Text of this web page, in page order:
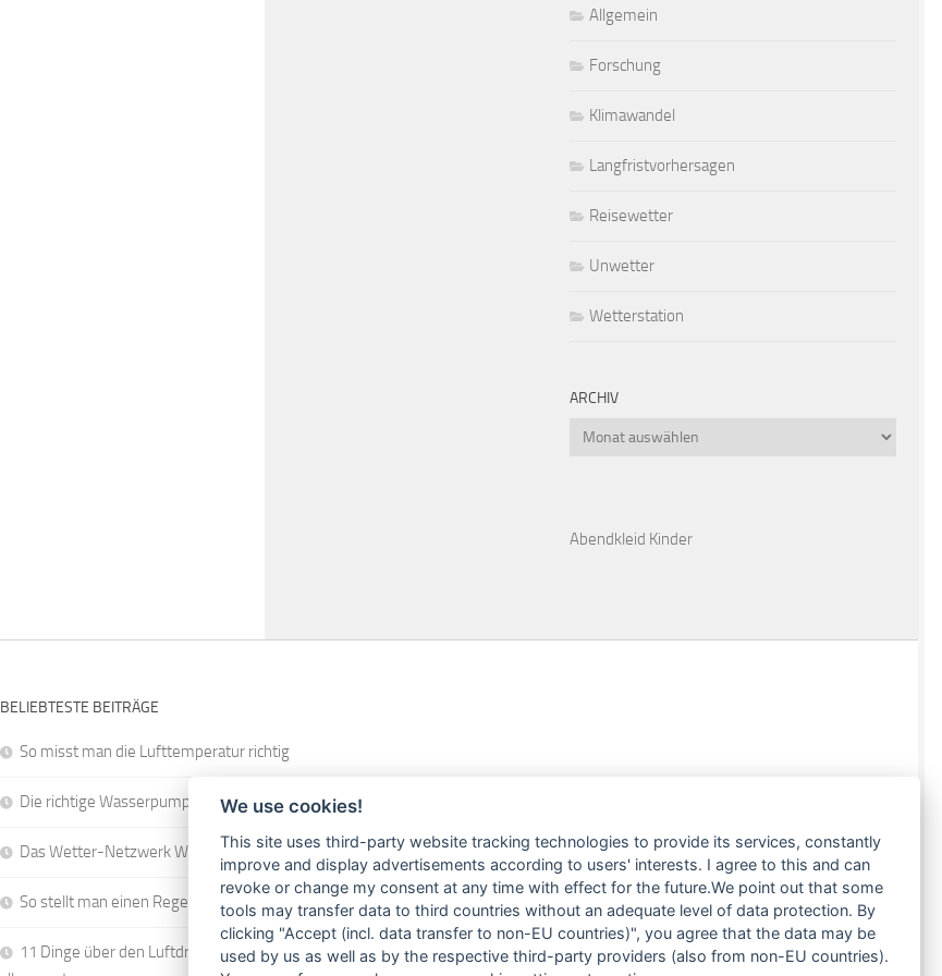
Allgemein
Forschung
Klimawandel
Langfristvorhersagen
Reisewetter
Unwetter
Wetterstation
ARCHIV
Archiv
Abendkleid Kinder
BELIEBTESTE BEITRÄGE
So misst man die Lufttemperatur richtig
Die richtige Wasserpumpe für den Garten
Das Wetter-Netzwerk WeatherCloud
So stellt man einen Regenmesser korrekt auf
11 Dinge über den Luftdruck, die Sie garantiert noch nicht
We use cookies!
This site uses third-party website tracking technologies to provide its services, constantly
improve and display advertisements according to users' interests. I agree to this and can
revoke or change my consent at any time with effect for the future.We point out that some
tools may transfer data to third countries without an adequate level of data protection. By
clicking "Accept (incl. data transfer to non-EU countries)", you agree that the data may be
used by us as well as by the respective third-party providers (also from non-EU countries).